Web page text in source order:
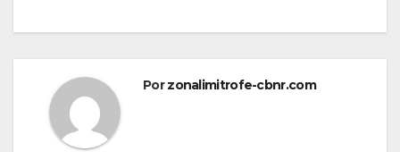
Porzonalimitrofe-cbnr.com